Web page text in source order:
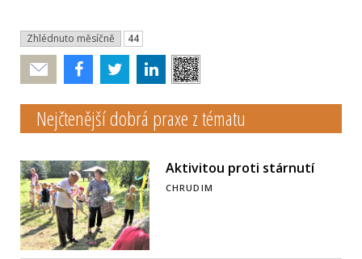
Zhlédnuto měsíčně 44
Poslat
Nejčtenější dobrá praxe z tématu
Aktivitou proti stárnutí
CHRUDIM